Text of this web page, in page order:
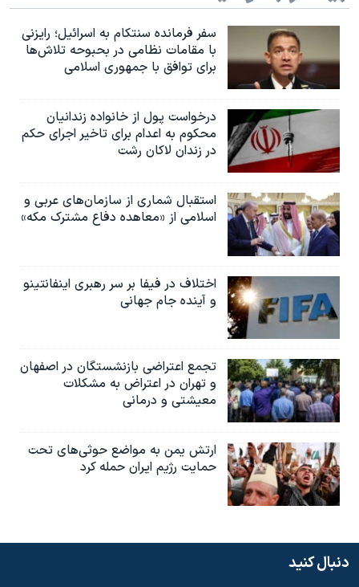
سفر فرمانده سنتکام به اسرائیل؛ رایزنی
با مقامات نظامی در بحبوحه تلاش‌ها
برای توافق با جمهوری اسلامی
درخواست پول از خانواده زندانیان
محکوم به‌ اعدام برای تاخیر اجرای حکم
در زندان لاکان رشت
استقبال شماری از سازمان‌های عربی و
اسلامی از «معاهده دفاع مشترک مکه»
اختلاف در فیفا بر سر رهبری اینفانتینو
و آینده جام جهانی
تجمع اعتراضی بازنشستگان در اصفهان
و تهران در اعتراض به مشکلات
معیشتی و درمانی
ارتش یمن به مواضع حوثی‌های تحت
حمایت رژیم ایران حمله کرد
دنبال کنید